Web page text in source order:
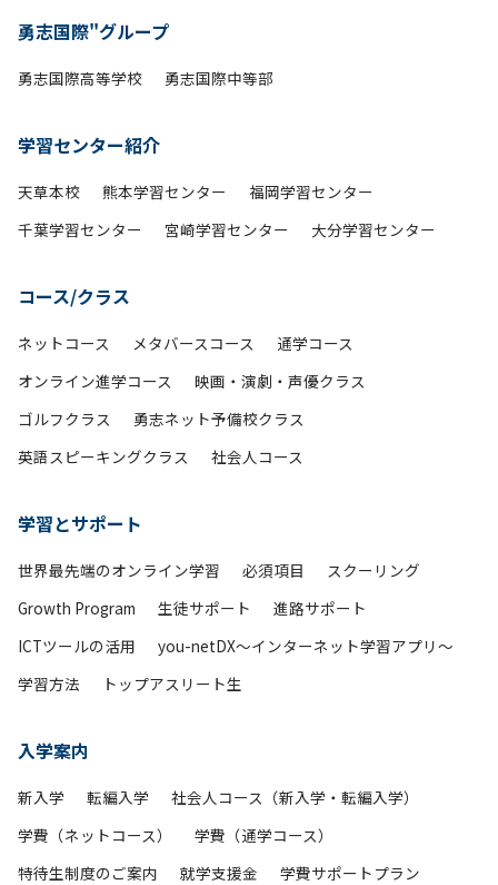
勇志国際"グループ
勇志国際高等学校 勇志国際中等部
学習センター紹介
天草本校 熊本学習センター
福岡学習センター
千葉学習センター
宮崎学習センター 大分学習センター
コース/クラス
ネットコース メタバースコース
通学コース
オンライン進学コース
映画・演劇・声優クラス
ゴルフクラス
勇志ネット予備校クラス
英語スピーキングクラス
社会人コース
学習とサポート
世界最先端のオンライン学習 必須項目
スクーリング
Growth Program
生徒サポート
進路サポート
ICTツールの活用
you-netDX～インターネット学習アプリ～
学習方法
トップアスリート生
入学案内
新入学 転編入学
社会人コース（新入学・転編入学）
学費（ネットコース）
学費（通学コース）
特待生制度のご案内
就学支援金
学費サポートプラン